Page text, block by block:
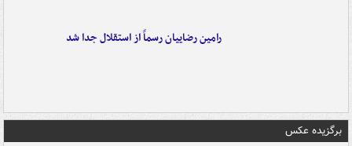
رامین رضاییان رسماً از استقلال جدا شد
برگزیده عکس